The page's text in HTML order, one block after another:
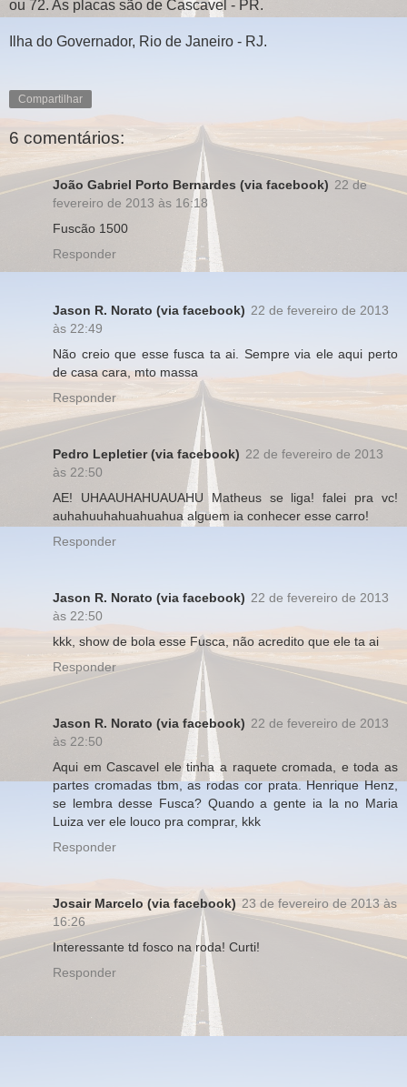
ou 72. As placas são de Cascavel - PR.
Ilha do Governador, Rio de Janeiro - RJ.
Compartilhar
6 comentários:
João Gabriel Porto Bernardes (via facebook) 22 de
fevereiro de 2013 às 16:18
Fuscão 1500
Responder
Jason R. Norato (via facebook) 22 de fevereiro de 2013
às 22:49
Não creio que esse fusca ta ai. Sempre via ele aqui perto
de casa cara, mto massa
Responder
Pedro Lepletier (via facebook) 22 de fevereiro de 2013
às 22:50
AE! UHAAUHAHUAUAHU Matheus se liga! falei pra vc!
auhahuuhahuahuahua alguem ia conhecer esse carro!
Responder
Jason R. Norato (via facebook) 22 de fevereiro de 2013
às 22:50
kkk, show de bola esse Fusca, não acredito que ele ta ai
Responder
Jason R. Norato (via facebook) 22 de fevereiro de 2013
às 22:50
Aqui em Cascavel ele tinha a raquete cromada, e toda as
partes cromadas tbm, as rodas cor prata. Henrique Henz,
se lembra desse Fusca? Quando a gente ia la no Maria
Luiza ver ele louco pra comprar, kkk
Responder
Josair Marcelo (via facebook) 23 de fevereiro de 2013 às
16:26
Interessante td fosco na roda! Curti!
Responder